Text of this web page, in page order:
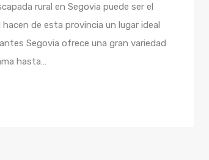
rural en Segovia puede ser el
de esta provincia un lugar ideal
Segovia ofrece una gran variedad
hasta…